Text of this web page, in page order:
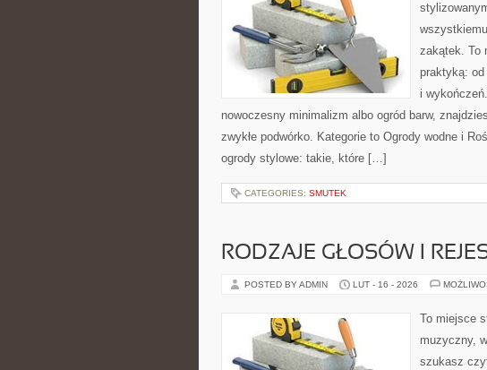
zakątek. To
praktyką: od
i
nowoczesny minimalizm albo ogród barw,
zwykłe podwórko. Kategorie to Ogrody wodne i
ogrody stylowe: takie, które […]
CATEGORIES: SMUTEK
RODZAJE GŁOSÓW I
POSTED BY ADMIN LUT - 16 - 2026
To miejsce
muzyczny,
szukasz